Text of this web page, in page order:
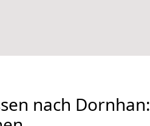
nach Dornhan: